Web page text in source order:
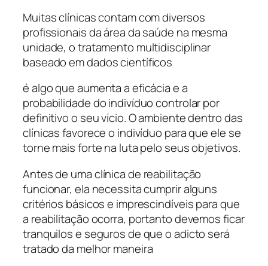
Muitas clínicas contam com diversos
profissionais da área da saúde na mesma
unidade, o tratamento multidisciplinar
baseado em dados científicos
é algo que aumenta a eficácia e a
probabilidade do indivíduo controlar por
definitivo o seu vício. O ambiente dentro das
clínicas favorece o indivíduo para que ele se
torne mais forte na luta pelo seus objetivos.
Antes de uma clínica de reabilitação
funcionar, ela necessita cumprir alguns
critérios básicos e imprescindíveis para que
a reabilitação ocorra, portanto devemos ficar
tranquilos e seguros de que o adicto será
tratado da melhor maneira